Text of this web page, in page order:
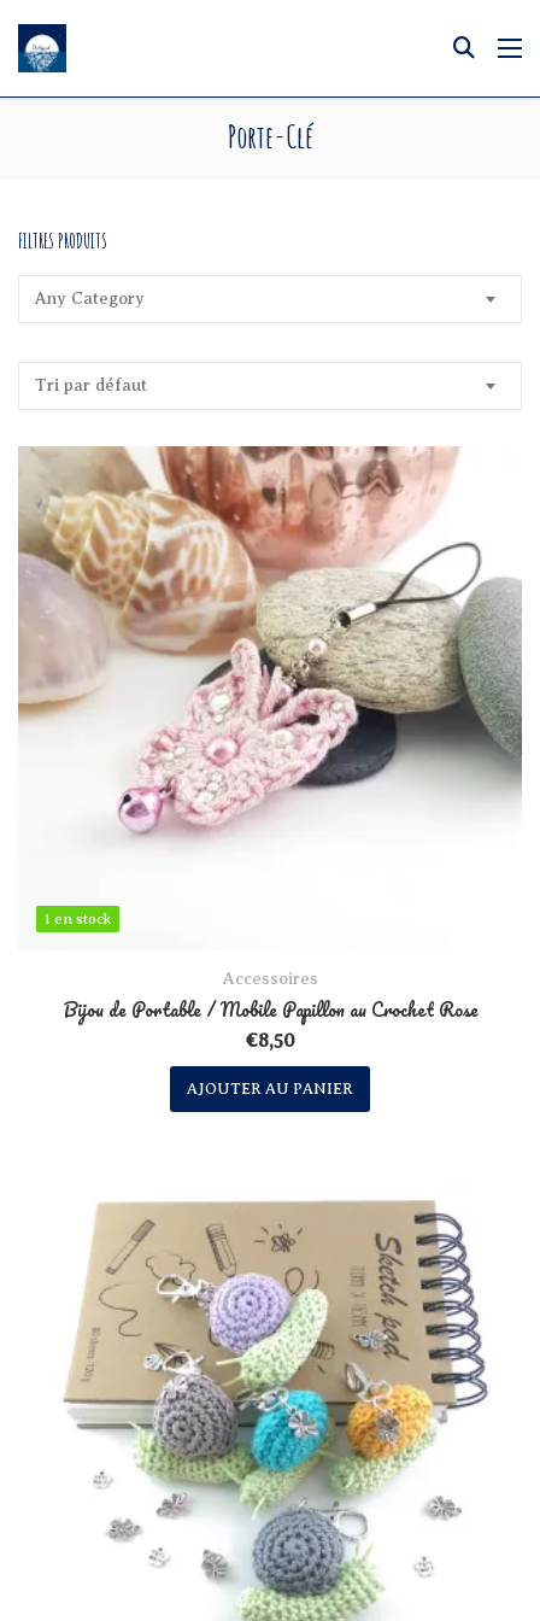
Porte-Clé
FILTRES PRODUITS
Any Category
Tri par défaut
1 en stock
1 en stock
Accessoires
Bijou de Portable / Mobile Papillon au Crochet Rose
€8,50
AJOUTER AU PANIER